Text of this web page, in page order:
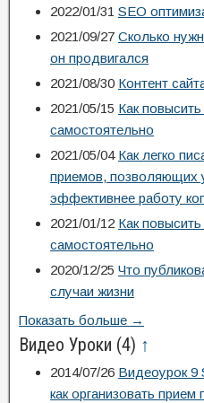
2022/01/31 SEO
2021/09/27 Сколько
он продвигался
2021/08/30 Контент
2021/05/15 Как повысить
самостоятельно
2021/05/04 Как легко
приемов, позволяющих
эффективнее работу
2021/01/12 Как повысить
самостоятельно
2020/12/25 Что
случаи жизни
Показать больше →
Видео Уроки (4) ↑
2014/07/26 Видеоурок 9
как организовать